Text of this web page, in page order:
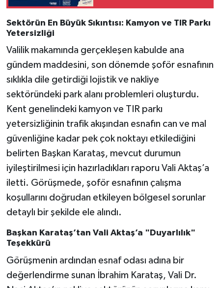
Sektörün En Büyük Sıkıntısı: Kamyon ve TIR Parkı
Yetersizliği
Valilik makamında gerçekleşen kabulde ana
gündem maddesini, son dönemde şoför esnafının
sıklıkla dile getirdiği lojistik ve nakliye
sektöründeki park alanı problemleri oluşturdu.
Kent genelindeki kamyon ve TIR parkı
yetersizliğinin trafik akışından esnafın can ve mal
güvenliğine kadar pek çok noktayı etkilediğini
belirten Başkan Karataş, mevcut durumun
iyileştirilmesi için hazırladıkları raporu Vali Aktaş’a
iletti. Görüşmede, şoför esnafının çalışma
koşullarını doğrudan etkileyen bölgesel sorunlar
detaylı bir şekilde ele alındı.
Başkan Karataş’tan Vali Aktaş’a "Duyarlılık"
Teşekkürü
Görüşmenin ardından esnaf odası adına bir
değerlendirme sunan İbrahim Karataş, Vali Dr.